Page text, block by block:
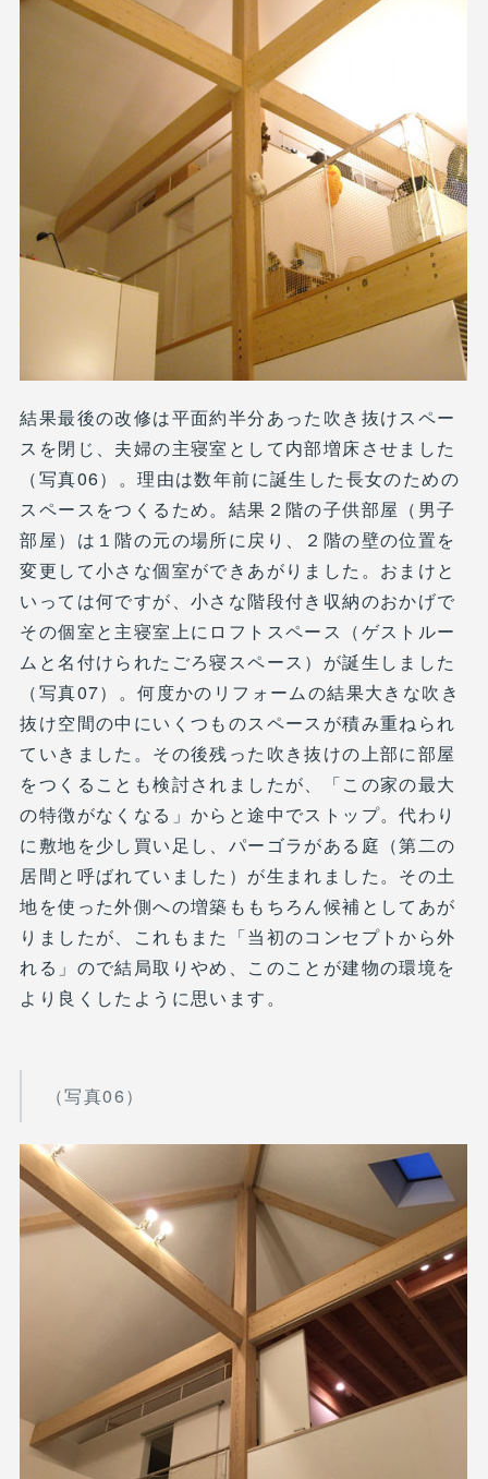
結果最後の改修は平面約半分あった吹き抜けスペー
スを閉じ、夫婦の主寝室として内部増床させました
（写真06）。理由は数年前に誕生した長女のための
スペースをつくるため。結果２階の子供部屋（男子
部屋）は１階の元の場所に戻り、２階の壁の位置を
変更して小さな個室ができあがりました。おまけと
いっては何ですが、小さな階段付き収納のおかげで
その個室と主寝室上にロフトスペース（ゲストルー
ムと名付けられたごろ寝スペース）が誕生しました
（写真07）。何度かのリフォームの結果大きな吹き
抜け空間の中にいくつものスペースが積み重ねられ
ていきました。その後残った吹き抜けの上部に部屋
をつくることも検討されましたが、「この家の最大
の特徴がなくなる」からと途中でストップ。代わり
に敷地を少し買い足し、パーゴラがある庭（第二の
居間と呼ばれていました）が生まれました。その土
地を使った外側への増築ももちろん候補としてあが
りましたが、これもまた「当初のコンセプトから外
れる」ので結局取りやめ、このことが建物の環境を
より良くしたように思います。
（写真06）